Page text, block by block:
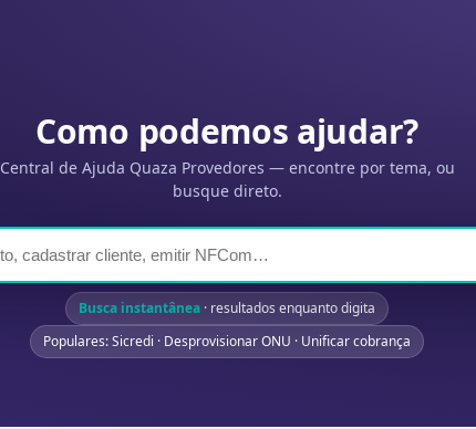
Como podemos ajudar?
Central de Ajuda Quaza Provedores — encontre por tema, ou
busque direto.
Busca instantânea · resultados enquanto digita
Populares: Sicredi · Desprovisionar ONU · Unificar cobrança